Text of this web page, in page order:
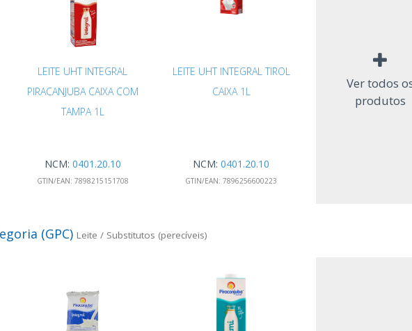
LEITE UHT INTEGRAL
PIRACANJUBA CAIXA COM
TAMPA 1L
NCM: 0401.20.10
GTIN/EAN: 7898215151708
LEITE UHT INTEGRAL TIROL
CAIXA 1L
NCM:0401.20.10
GTIN/EAN: 7896256600223
Ver todos
produtos
(GPC) Leite / Substitutos (perecíveis)